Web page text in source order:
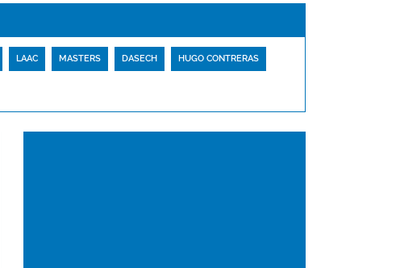
LAAC MASTERS DASECH HUGO CONTRERAS